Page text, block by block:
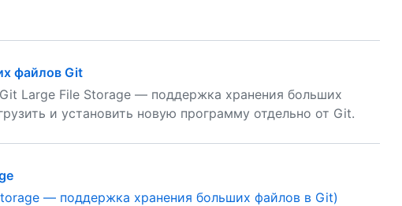
файлов Git
Large File Storage — поддержка хранения больших
и установить новую программу отдельно от Git.
— поддержка хранения больших файлов в Git)